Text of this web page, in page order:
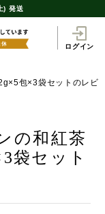
) 発送
ログイン
包×3袋セットのレビ
の和紅茶
袋セット